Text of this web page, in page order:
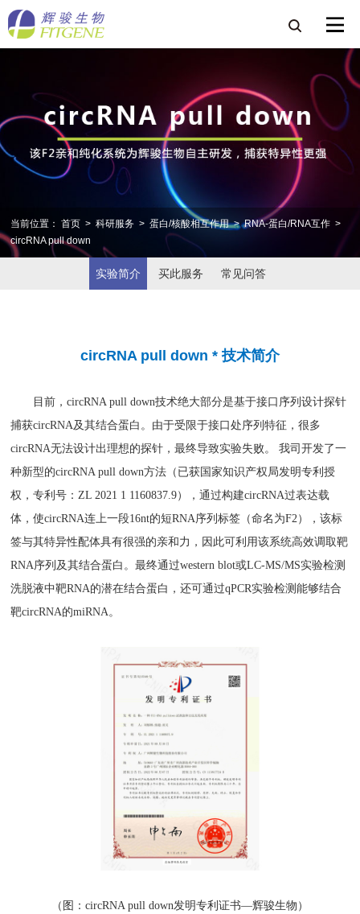
当前位置： 首页 > 科研服务 > 蛋白/核酸相互作用 > RNA-蛋白/RNA互作 >
circRNA pull down
实验简介 买此服务 常见问答
circRNA pull down * 技术简介
目前，circRNA pull down技术绝大部分是基于接口序列设计探针
捕获circRNA及其结合蛋白。由于受限于接口处序列特征，很多
circRNA无法设计出理想的探针，最终导致实验失败。 我司开发了一
种新型的circRNA pull down方法（ 已获国家知识产权局发明专利授
权，专利号：ZL 2021 1 1160837.9），通过构建circRNA过表达载
体，使circRNA连上一段16nt的短RNA序列标签（命名为F2），该标
签与其特异性配体具有很强的亲和力，因此可利用该系统高效调取靶
RNA序列及其结合蛋白。最终通过western blot或LC-MS/MS实验检测
洗脱液中靶RNA的潜在结合蛋白，还可通过qPCR实验检测能够结合
靶circRNA的miRNA。
（图：circRNA pull down发明专利证书—辉骏生物）